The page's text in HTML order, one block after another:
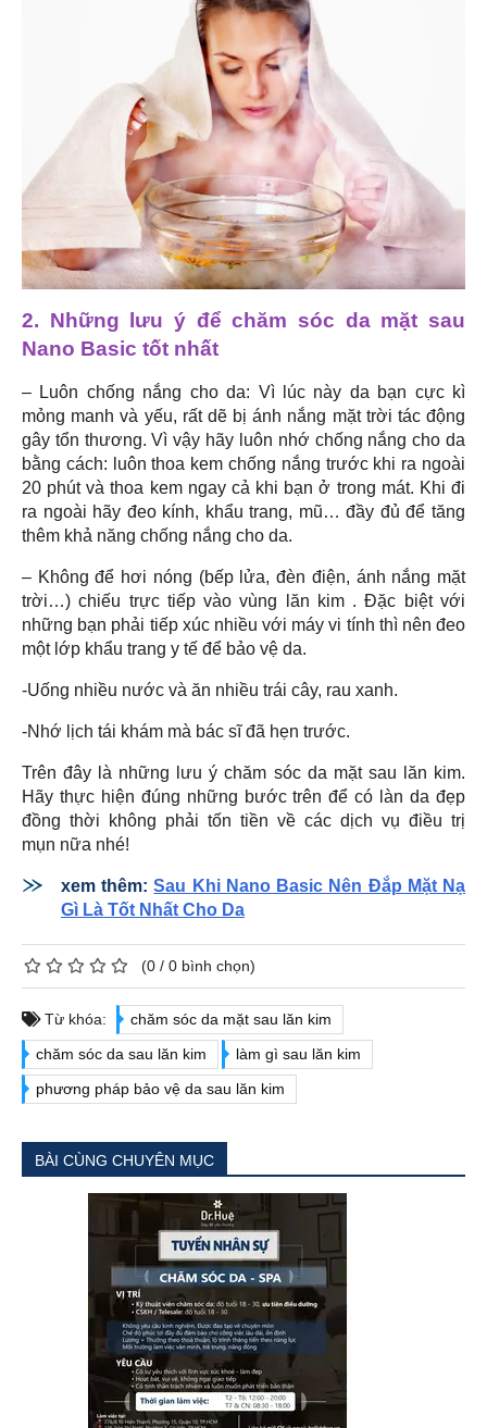
2. Những lưu ý để chăm sóc da mặt sau
Nano Basic tốt nhất
– Luôn chống nắng cho da: Vì lúc này da bạn cực kì
mỏng manh và yếu, rất dẽ bị ánh nắng mặt trời tác động
gây tổn thương. Vì vậy hãy luôn nhớ chống nắng cho da
bằng cách: luôn thoa kem chống nắng trước khi ra ngoài
20 phút và thoa kem ngay cả khi bạn ở trong mát. Khi đi
ra ngoài hãy đeo kính, khẩu trang, mũ… đầy đủ để tăng
thêm khả năng chống nắng cho da.
– Không để hơi nóng (bếp lửa, đèn điện, ánh nắng mặt
trời…) chiếu trực tiếp vào vùng lăn kim . Đặc biệt với
những bạn phải tiếp xúc nhiều với máy vi tính thì nên đeo
một lớp khẩu trang y tế để bảo vệ da.
-Uống nhiều nước và ăn nhiều trái cây, rau xanh.
-Nhớ lịch tái khám mà bác sĩ đã hẹn trước.
Trên đây là những lưu ý chăm sóc da mặt sau lăn kim.
Hãy thực hiện đúng những bước trên để có làn da đẹp
đồng thời không phải tốn tiền về các dịch vụ điều trị
mụn nữa nhé!
xem thêm:Sau Khi Nano Basic Nên Đắp Mặt Nạ
Gì Là Tốt Nhất Cho Da
(0 / 0 bình chọn)
Từ khóa:
chăm sóc da mặt sau lăn kim
chăm sóc da sau lăn kim
làm gì sau lăn kim
phương pháp bảo vệ da sau lăn kim
BÀI CÙNG CHUYÊN MỤC